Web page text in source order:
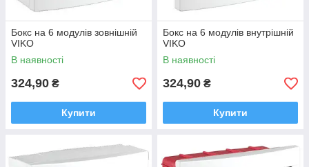
Бокс на 6 модулів зовнішній
VIKO
В наявності
324,90 ₴
Купити
Бокс на 6 модулів внутрішній
VIKO
В наявності
324,90 ₴
Купити